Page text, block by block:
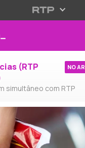
(RTP
simultâneo com RTP
NO AR